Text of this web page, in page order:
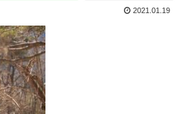
2021.01.19